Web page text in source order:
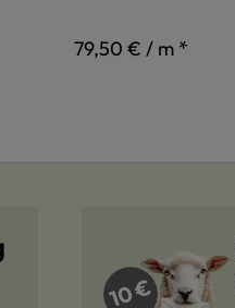
79,50 € / m *